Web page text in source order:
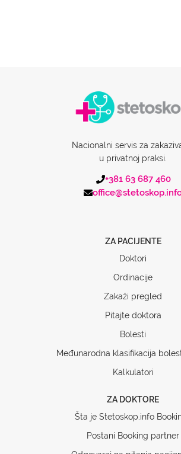
Nacionalni servis za
u privatnoj praksi.
+381 63 687 460
ZA PACIJENTE
Doktori
Ordinacije
Zakaži pregled
Pitajte doktora
Bolesti
Međunarodna klasifikacija
Kalkulatori
ZA DOKTORE
Šta je Stetoskop.info
Postani Booking partner